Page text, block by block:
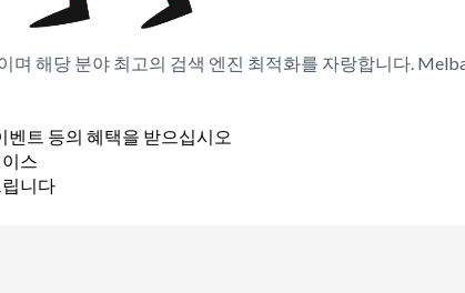
해당 분야 최고의 검색 엔진 최적화를 자랑합니다.
벤트 등의 혜택을 받으십시오
스
니다